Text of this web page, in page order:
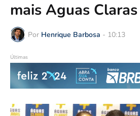
mais Aguas Claras
Por Henrique Barbosa - 10:13
Últimas